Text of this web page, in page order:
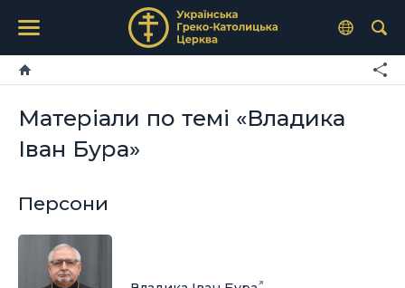
Матеріали по темі «Владика
Іван Бура»
Персони